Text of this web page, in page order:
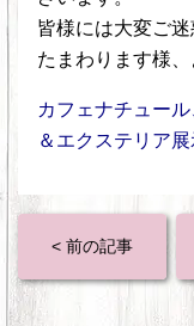
皆様には大変ご
たまわります様
カフェナチュー
＆エクステリア
< 前の記事